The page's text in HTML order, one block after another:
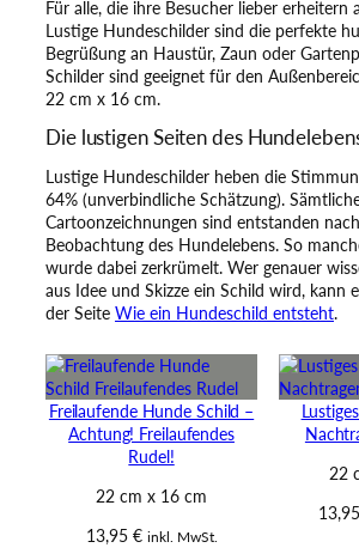
Für alle, die ihre Besucher lieber erheitern
Lustige Hundeschilder sind die perfekte
Begrüßung an Haustür, Zaun oder
Schilder sind geeignet für den
22 cm x 16 cm.
Die lustigen Seiten des
Lustige Hundeschilder heben die
64% (unverbindliche Schätzung).
Cartoonzeichnungen sind entstanden
Beobachtung des Hundelebens. So
wurde dabei zerkrümelt. Wer genauer
aus Idee und Skizze ein Schild wird, kann
der Seite Wie ein Hundeschild entsteht.
Freilaufende Hunde Schild –
Achtung! Freilaufendes
Rudel!
22 cm x 16 cm
13,95 € inkl. MwSt.
22